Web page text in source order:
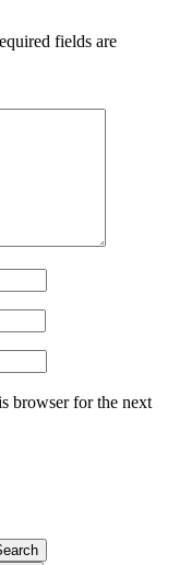
fields are
browser for the next